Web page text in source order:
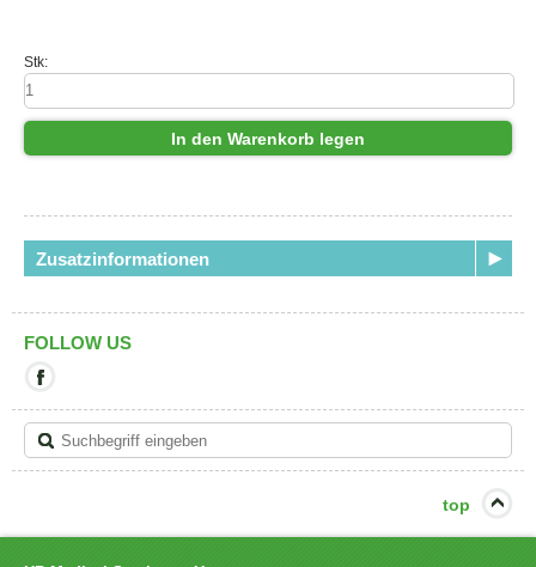
Stk:
In den Warenkorb legen
Zusatzinformationen
FOLLOW US
Link
verlassen
Sie
die
top